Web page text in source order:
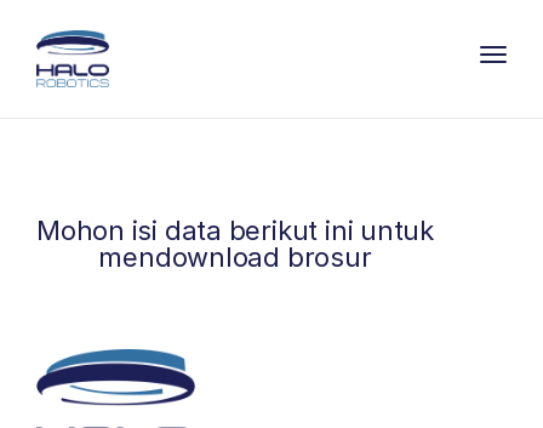
Mohon isi data berikut ini untuk
mendownload brosur